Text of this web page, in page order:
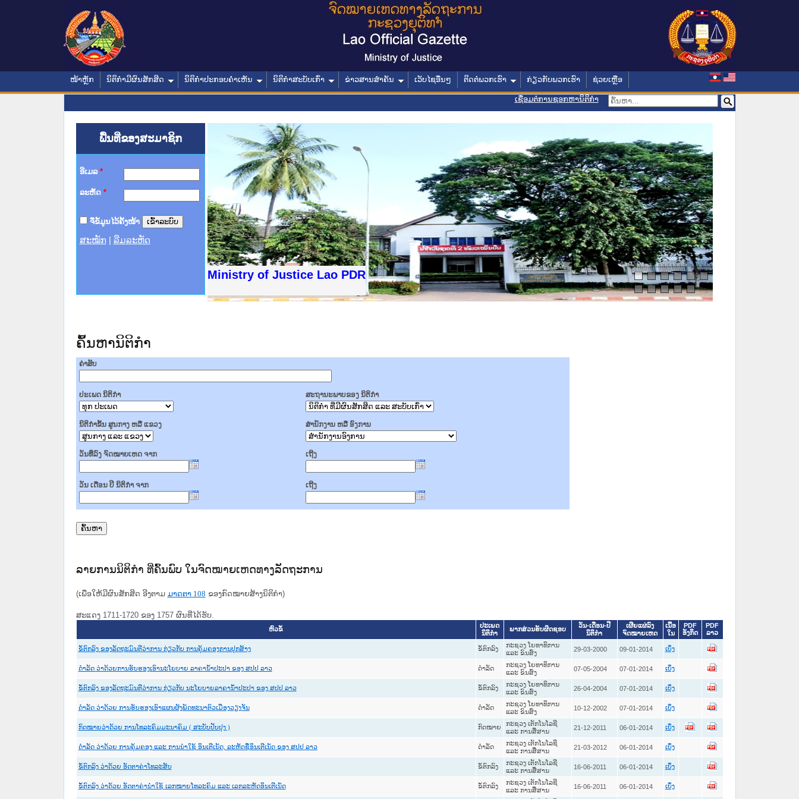
ໜ້າຫຼັກ ນິຕິກໍາມີຜົນສັກສິດ ນິຕິກໍາປະກອບຄໍາເຫັນ ນິຕິກໍາສະບັບເກົ່າ ຂ່າວສານສໍາຄັນ ເວັບໄຊອື່ນໆ ຕິດຕໍ່ພວກເຮົາ ກ່ຽວກັບພວກເຮົາ ຊ່ວຍເຫຼືອ
ເຊື່ອມຕໍ່ການຊອກຫານິຕິກຳ
ພື້ນທີ່ຂອງສະມາຊິກ
ອີເມລ *
ລະຫັດ *
ຈື່ຂໍ້ມູນໄວ້ຄັ້ງໜ້າ
ສະໝັກ ລືມລະຫັດ
Ministry of Justice Lao PDR
ານສະພາປະຊາຊົນ ພາກເໜືອ
ທາງລັດຖະການ
ສຳລັບ ພາກກາງ
ສຳລັບ ພາກໃຕ້
ວິທະຍາຄານຕຳຫຼວດປະຊາຊົນ
ວິທະຍາຄານສັນຕິບານປະຊາຊົນ
ຂັ້ນແຂວງພາກເໜືອ
ານສະພາປະຊາຊົນ ພາກກາງ
ຄົ້ນຫານິຕິກໍາ
ຄໍາສັບ
ປະເພດ ນິຕິກໍາ ສະຖານະພາບຂອງ ນິຕິກໍາ
ນິຕິກໍາຂັ້ນ ສູນກາງ ຫລື ແຂວງ ສໍານັກງານ ຫລື ອົງການ
ວັນທີ່ລົງ ຈົດໝາຍເຫດ ຈາກ ເຖີງ
ວັນ ເດືອນ ປີ ນິຕິກໍາ ຈາກ ເຖີງ
ລາຍການນິຕິກໍາ ທີ່ຄົ້ນພົບ ໃນຈົດໝາຍເຫດທາງລັດຖະການ
(ເພື່ອໃຫ້ມີຜົນສັກສິດ ອີງຕາມ ມາດ​ຕາ 108 ຂອງກົດໝາຍສ້າງນິຕິກໍາ)
ສະແດງ 1711-1720 ຂອງ 1757 ຜົນທີ່ໄດ້ຮັບ.
ຫົວຂໍ້
ປະເພດ
ນິຕິກຳ
ພາກສ່ວນຮັບຜິດຊອບ
ວັນ-ເດືອນ-ປີ
ນິຕິກໍາ
ເຜີຍແຜ່ລົງ
ຈົດໝາຍເຫດ
ເນື້ອ
ໃນ
PDF
ອັງກິດ
PDF
ລາວ
ຂໍ້ຕົກລົງ ຂອງລັດຖະມົນຕີວ່າການ ກ່ຽວກັບ ການຄຸ້ມຄອງການປຸກສ້າງ ຂໍ້ຕົກລົງ
ກະຊວງ ໂຍທາທິການ
ແລະ ຂົນສົ່ງ
29-03-2000 09-01-2014 ເບິ່ງ
ດຳລັດ ວ່າດ້ວຍການຮັບຮອງເອົານະໂຍບາຍ ລາຄານ້ຳປະປາ ຂອງ ສປປ ລາວ ດໍາລັດ
ກະຊວງ ໂຍທາທິການ
ແລະ ຂົນສົ່ງ
07-05-2004 07-01-2014 ເບິ່ງ
ຂໍ້ຕົກລົງ ຂອງລັດຖະມົນຕີວ່າການ ກ່ຽວກັບ ນະໂຍບາຍລາຄານ້ຳປະປາ ຂອງ ສປປ ລາວ ຂໍ້ຕົກລົງ
ກະຊວງ ໂຍທາທິການ
ແລະ ຂົນສົ່ງ
26-04-2004 07-01-2014 ເບິ່ງ
ດຳລັດ ວ່າດ້ວຍ ການຮັບຮອງເອົາແຜນຜັງພັດທະນາຕົວເມືອງວຽງຈັນ ດໍາລັດ
ກະຊວງ ໂຍທາທິການ
ແລະ ຂົນສົ່ງ
10-12-2002 07-01-2014 ເບິ່ງ
ກົດໝາຍວ່າດ້ວຍ ການໂທລະຄົມມະນາຄົມ ( ສະບັບປັບປຸງ ) ກົດໝາຍ
ກະຊວງ ເຕັກໂນໂລຊີ
ແລະ ການສື່ສານ
21-12-2011 06-01-2014 ເບິ່ງ
ດຳລັດ ວ່າດ້ວຍ ການຄຸ້ມຄອງ ແລະ ການນຳໃຊ້ ອິນເຕີເນັດ, ລະຫັດຊື່ອິນເຕີເນັດ ຂອງ ສປປ ລາວ ດໍາລັດ
ກະຊວງ ເຕັກໂນໂລຊີ
ແລະ ການສື່ສານ
21-03-2012 06-01-2014 ເບິ່ງ
ຂໍ້​ຕົກ​ລົງ ວ່າ​ດ້ວຍ ອັດ​ຕາ​ຄ່າ​ໂທ​ລະ​ສັບ ຂໍ້ຕົກລົງ
ກະຊວງ ເຕັກໂນໂລຊີ
ແລະ ການສື່ສານ
16-06-2011 06-01-2014 ເບິ່ງ
ຂໍ້ຕົກລົງ ວ່າດ້ວຍ ອັດຕາຄ່ານຳໃຊ້ ເລກໝາຍໂທລະຄົມ ແລະ ເລກລະຫັດອິນເຕີເນັດ ຂໍ້ຕົກລົງ
ກະຊວງ ເຕັກໂນໂລຊີ
ແລະ ການສື່ສານ
16-06-2011 06-01-2014 ເບິ່ງ